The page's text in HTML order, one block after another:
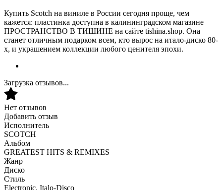
Купить Scotch на виниле в России сегодня проще, чем
кажется: пластинка доступна в калининградском магазине
ПРОСТРАНСТВО В ТИШИНЕ на сайте tishina.shop. Она
станет отличным подарком всем, кто вырос на итало-диско 80-
х, и украшением коллекции любого ценителя эпохи.
Загрузка отзывов...
Нет отзывов
Добавить отзыв
Исполнитель
SCOTCH
Альбом
GREATEST HITS & REMIXES
Жанр
Диско
Стиль
Electronic, Italo-Disco